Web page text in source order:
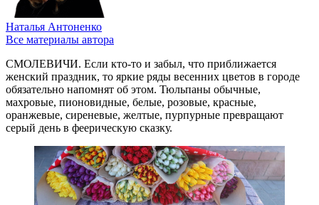
Наталья Антоненко
Все материалы автора
СМОЛЕВИЧИ. Если кто-то и забыл, что приближается
женский праздник, то яркие ряды весенних цветов в городе
обязательно напомнят об этом. Тюльпаны обычные,
махровые, пионовидные, белые, розовые, красные,
оранжевые, сиреневые, желтые, пурпурные превращают
серый день в феерическую сказку.